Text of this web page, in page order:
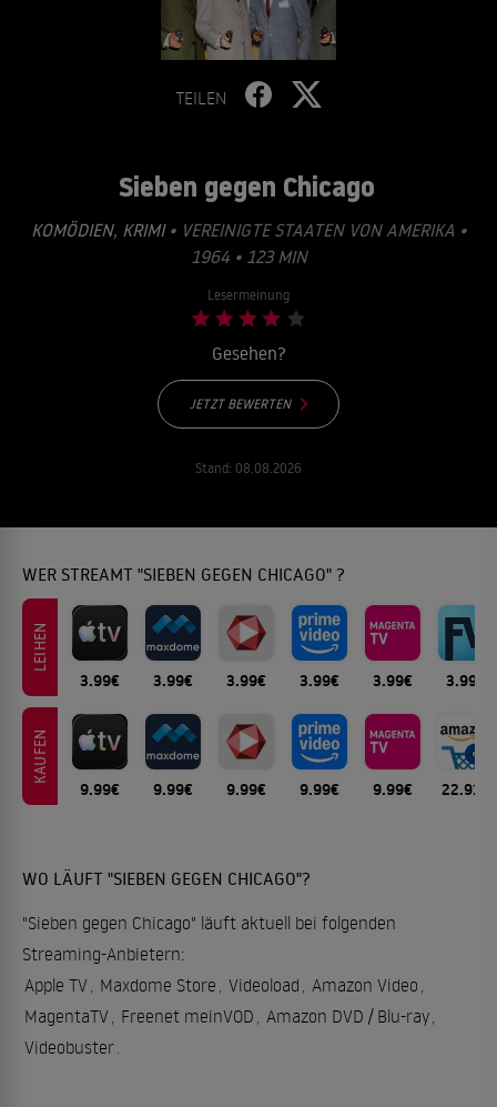
TEILEN
Sieben gegen Chicago
KOMÖDIEN, KRIMI• VEREINIGTE STAATEN VON AMERIKA •
1964 • 123 MIN
Lesermeinung
Gesehen?
JETZT BEWERTEN
Stand: 08.08.2026
WER STREAMT "SIEBEN GEGEN CHICAGO" ?
LEIHEN
3.99€ 3.99€ 3.99€ 3.99€ 3.99€ 3.99€
KAUFEN
9.99€ 9.99€ 9.99€ 9.99€ 9.99€ 22.91€
WO LÄUFT "SIEBEN GEGEN CHICAGO"?
"Sieben gegen Chicago" läuft aktuell bei folgenden
Streaming-Anbietern:
Apple TV, Maxdome Store , Videoload , Amazon Video ,
MagentaTV, Freenet meinVOD , Amazon DVD / Blu-ray,
Videobuster.